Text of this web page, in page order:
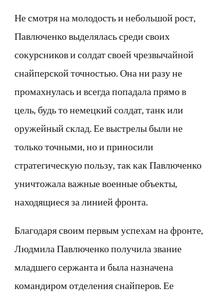
Не смотря на молодость и небольшой рост,
Павлюченко выделялась среди своих
сокурсников и солдат своей чрезвычайной
снайперской точностью. Она ни разу не
промахнулась и всегда попадала прямо в
цель, будь то немецкий солдат, танк или
оружейный склад. Ее выстрелы были не
только точными, но и приносили
стратегическую пользу, так как Павлюченко
уничтожала важные военные объекты,
находящиеся за линией фронта.
Благодаря своим первым успехам на фронте,
Людмила Павлюченко получила звание
младшего сержанта и была назначена
командиром отделения снайперов. Ее